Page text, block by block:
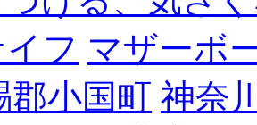
フ マザーボ
郡小国町 神奈